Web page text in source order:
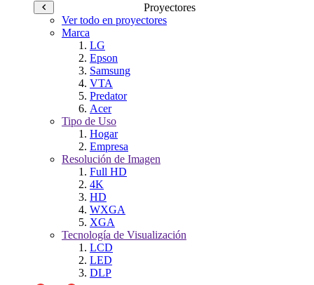
Proyectores
Ver todo en proyectores
Marca
LG
Epson
Samsung
VTA
Predator
Acer
Tipo de Uso
Hogar
Empresa
Resolución de Imagen
Full HD
4K
HD
WXGA
XGA
Tecnología de Visualización
LCD
LED
DLP